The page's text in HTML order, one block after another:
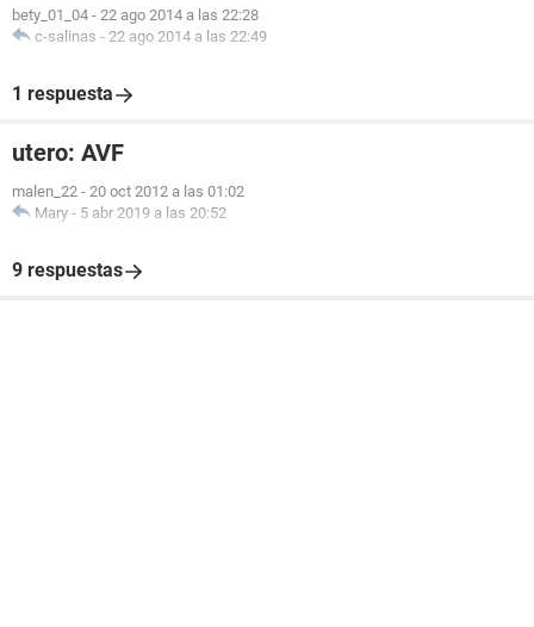
bety_01_04 - 22 ago 2014 a las 22:28
c-salinas - 22 ago 2014 a las 22:49
1 respuesta
utero: AVF
malen_22 - 20 oct 2012 a las 01:02
Mary - 5 abr 2019 a las 20:52
9 respuestas